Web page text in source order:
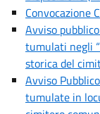
Convocazione
Avviso
tumulati negli
storica del
Avviso
tumulate in